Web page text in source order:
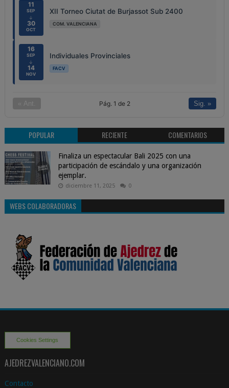
11
SEP
↓
30
OCT
XII Torneo Ciutat de Burjassot Sub 2400
COM. VALENCIANA
16
SEP
↓
14
NOV
Individuales Provinciales
FACV
« Ant. Pág. 1 de 2 Sig. »
POPULAR RECIENTE COMENTARIOS
Finaliza un espectacular Bali 2025 con una
participación de escándalo y una organización
ejemplar.
diciembre 11, 2025 0
WEBS COLABORADORAS
Cookies Settings
AJEDREZVALENCIANO.COM
Contacto